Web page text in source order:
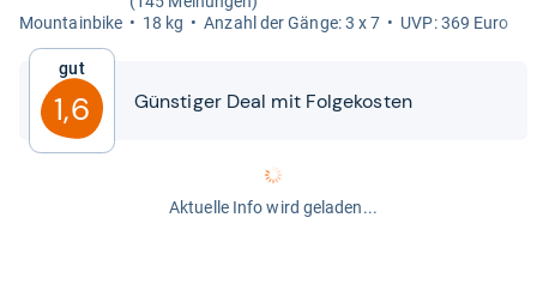
Moun­tain­bike
18 kg Anzahl der Gänge: 3 x 7 UVP: 369 Euro
Gut
1,6 Güns­ti­ger Deal mit Fol­ge­kos­ten
Aktuelle Info wird geladen...